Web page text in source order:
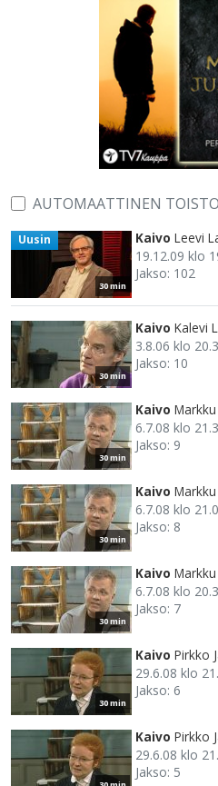
AUTOMAATTINEN TOISTO
30 min
Uusin Kaivo Leevi
19.12.09 klo
Jakso: 102
30 min
Kaivo Kalevi
3.8.06 klo
Jakso: 10
30 min
Kaivo
6.7.08 klo
Jakso: 9
30 min
Kaivo
6.7.08 klo
Jakso: 8
30 min
Kaivo
6.7.08 klo
Jakso: 7
30 min
Kaivo Pirkko
29.6.08 klo
Jakso: 6
Kaivo Pirkko
29.6.08 klo
Jakso: 5